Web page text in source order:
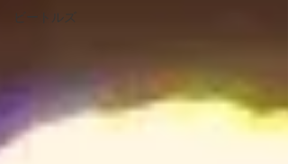
ビートルズ